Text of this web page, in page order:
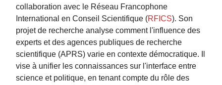
collaboration avec le Réseau Francophone
International en Conseil Scientifique (RFICS). Son
projet de recherche analyse comment l'influence des
experts et des agences publiques de recherche
scientifique (APRS) varie en contexte démocratique. Il
vise à unifier les connaissances sur l'interface entre
science et politique, en tenant compte du rôle des